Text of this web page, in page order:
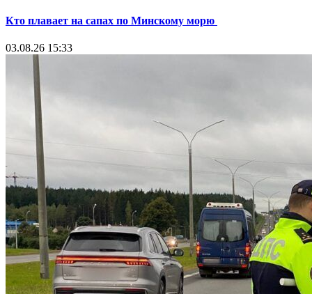
Кто плавает на сапах по Минскому морю
03.08.26 15:33